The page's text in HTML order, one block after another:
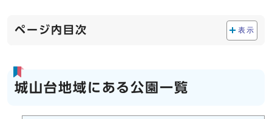
ページ内目次 表示
城山台地域にある公園一覧